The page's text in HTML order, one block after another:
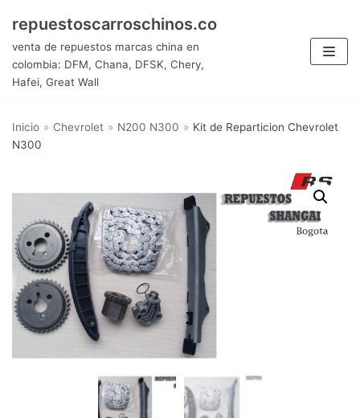
Saltar
contenido
repuestoscarroschinos.co
venta de repuestos marcas china en
colombia: DFM, Chana, DFSK, Chery,
Hafei, Great Wall
Inicio » Chevrolet » N200 N300 » Kit de Reparticion Chevrolet
N300